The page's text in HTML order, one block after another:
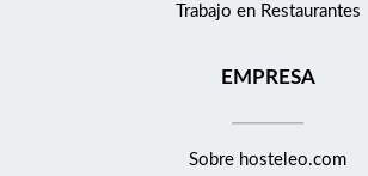
Trabajo en Restaurantes
EMPRESA
Sobre hosteleo.com